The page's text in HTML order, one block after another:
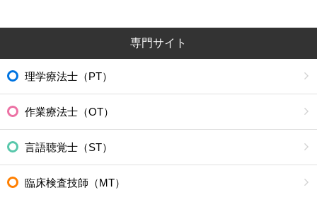
専門サイト
理学療法士（PT）
作業療法士（OT）
言語聴覚士（ST）
臨床検査技師（MT）